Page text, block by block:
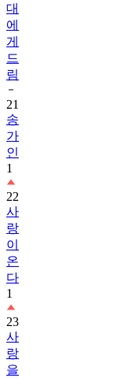
대
에
게
드
림
21
송
가
인
1
22
사
랑
이
온
다
1
23
사
랑
을